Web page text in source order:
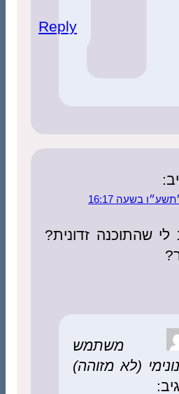
Reply
בשעה 16:17
שהתוכנה זדונית?
משתמש
(לא מזוהה)